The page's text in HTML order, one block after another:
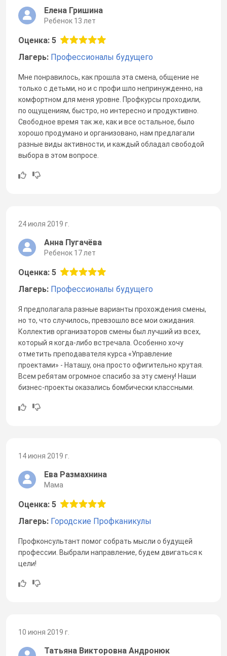
Елена Гришина
Ребенок 13 лет
Оценка: 5
Лагерь: Профессионалы будущего
Мне понравилось, как прошла эта смена, общение не
только с детьми, но и с профи шло непринужденно, на
комфортном для меня уровне. Профкурсы проходили,
по ощущениям, быстро, но интересно и продуктивно.
Свободное время так же, как и все остальное, было
хорошо продумано и организовано, нам предлагали
разные виды активности, и каждый обладал свободой
выбора в этом вопросе.
24 июля 2019 г.
Анна Пугачёва
Ребенок 17 лет
Оценка: 5
Лагерь: Профессионалы будущего
Я предполагала разные варианты прохождения смены,
но то, что случилось, превзошло все мои ожидания.
Коллектив организаторов смены был лучший из всех,
который я когда-либо встречала. Особенно хочу
отметить преподавателя курса «Управление
проектами» - Наташу, она просто офигительно крутая.
Всем ребятам огромное спасибо за эту смену! Наши
бизнес-проекты оказались бомбически классными.
14 июня 2019 г.
Ева Размахнина
Мама
Оценка: 5
Лагерь: Городские Профканикулы
Профконсультант помог собрать мысли о будущей
профессии. Выбрали направление, будем двигаться к
цели!
10 июня 2019 г.
Татьяна Викторовна Андронюк